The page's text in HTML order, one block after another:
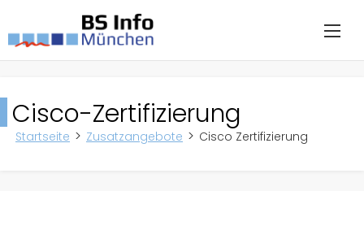
Cisco-Zertifizierung
Startseite Zusatzangebote Cisco Zertifizierung